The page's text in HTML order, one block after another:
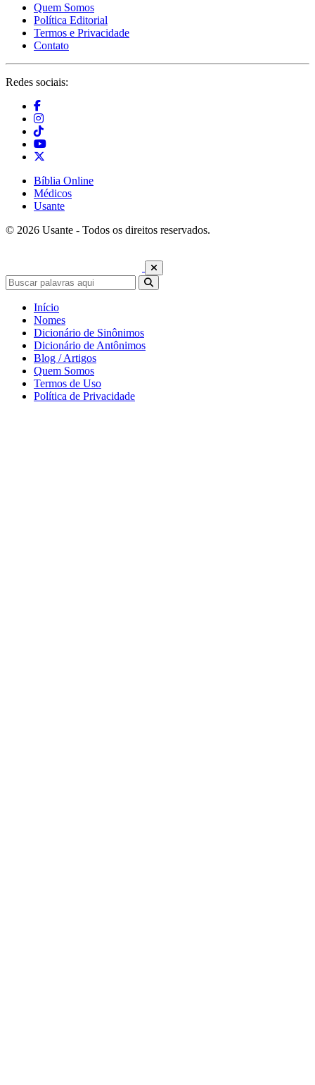
Quem Somos
Política Editorial
Termos e Privacidade
Contato
Redes sociais:
Bíblia Online
Médicos
Usante
© 2026 Usante - Todos os direitos reservados.
Início
Nomes
Dicionário de Sinônimos
Dicionário de Antônimos
Blog / Artigos
Quem Somos
Termos de Uso
Política de Privacidade